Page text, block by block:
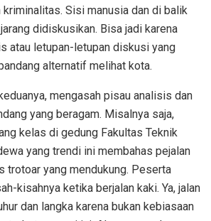
kriminalitas. Sisi manusia dan di balik
didiskusikan. Bisa jadi karena
atau letupan-letupan diskusi yang
alternatif melihat kota.
mengasah pisau analisis dan
yang beragam. Misalnya saja,
kelas di gedung Fakultas Teknik
yang trendi ini membahas pejalan
trotoar yang mendukung. Peserta
kisahnya ketika berjalan kaki. Ya, jalan
dan langka karena bukan kebiasaan